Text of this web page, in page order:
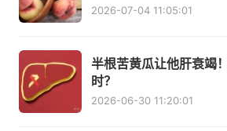
2026-07-04 11:05:01
半根苦黄瓜让他肝衰竭
时？
2026-06-30 11:20:01